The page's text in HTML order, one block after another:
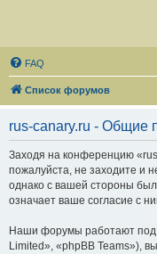
FAQ
Список форумов
rus-canary.ru - Общие
Заходя на конференцию
пожалуйста, не заходите и
однако с вашей стороны
означает ваше согласие с
Наши форумы работают под
Limited», «phpBB Teams»),